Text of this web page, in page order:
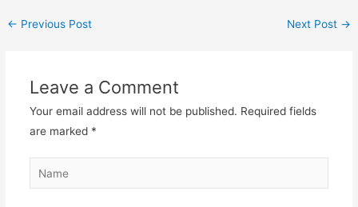
← Previous Post Next Post →
Leave a Comment
Your email address will not be published. Required fields
are marked *
Name